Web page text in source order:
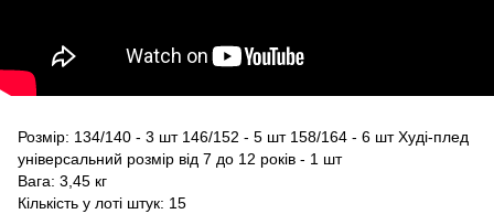
Розмір: 134/140 - 3 шт 146/152 - 5 шт 158/164 - 6 шт Худі-плед
універсальний розмір від 7 до 12 років - 1 шт
Вага: 3,45 кг
Кількість у лоті штук: 15